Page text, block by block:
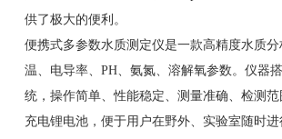
供了极大的便利。
便携式多参数水质测定仪是一款高精度水质
温、电导率、PH、氨氮、溶解氧参数。仪器
统，操作简单、性能稳定、测量准确、检测
充电锂电池，便于用户在野外、实验室随时进